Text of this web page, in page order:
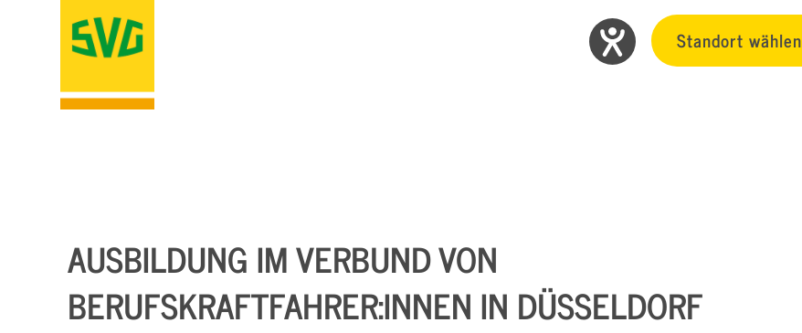
Standort wählen
AUSBILDUNG IM VERBUND VON
BERUFSKRAFTFAHRER:INNEN IN DÜSSELDORF